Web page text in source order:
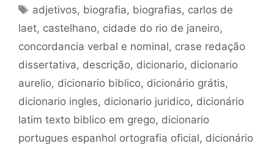
Tags
adjetivos, biografia, biografias, carlos de
laet, castelhano, cidade do rio de janeiro,
concordancia verbal e nominal, crase redação
dissertativa, descrição, dicionario, dicionario
aurelio, dicionario biblico, dicionário grátis,
dicionario ingles, dicionario juridico, dicionário
latim texto biblico em grego, dicionario
portugues espanhol ortografia oficial, dicionário